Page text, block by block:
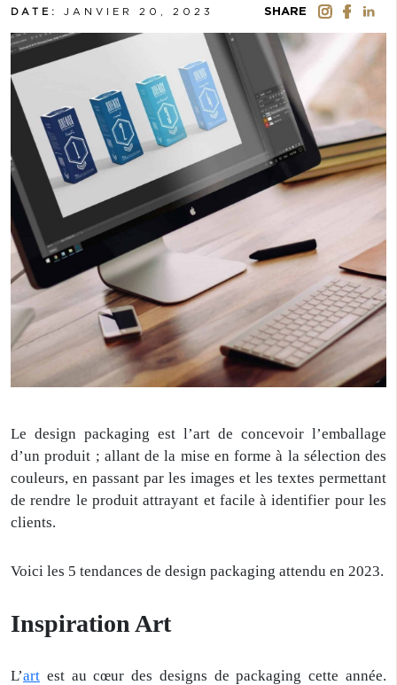
DATE: JANVIER 20, 2023 SHARE
Le design packaging est l’art de concevoir l’emballage
d’un produit ; allant de la mise en forme à la sélection des
couleurs, en passant par les images et les textes permettant
de rendre le produit attrayant et facile à identifier pour les
clients.
Voici les 5 tendances de design packaging attendu en 2023.
Inspiration Art
L’art est au cœur des designs de packaging cette année.